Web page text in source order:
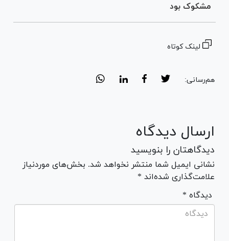
مشکوک بود
لینک کوتاه
هم‌رسانی:
ارسال دیدگاه
دیدگاهتان را بنویسید
نشانی ایمیل شما منتشر نخواهد شد. بخش‌های موردنیاز
علامت‌گذاری شده‌اند *
* دیدگاه